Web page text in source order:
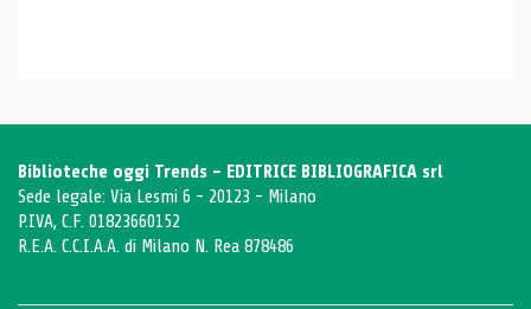
Biblioteche oggi Trends - EDITRICE BIBLIOGRAFICA srl
Sede legale: Via Lesmi 6 - 20123 - Milano
P.IVA, C.F. 01823660152
R.E.A. C.C.I.A.A. di Milano N. Rea 878486